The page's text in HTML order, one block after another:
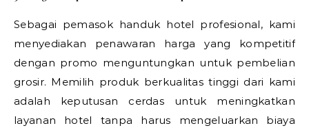
Sebagai pemasok handuk hotel profesional, kami
menyediakan penawaran harga yang kompetitif
dengan promo menguntungkan untuk pembelian
grosir. Memilih produk berkualitas tinggi dari kami
adalah keputusan cerdas untuk meningkatkan
layanan hotel tanpa harus mengeluarkan biaya